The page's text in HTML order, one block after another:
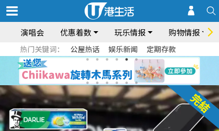
演唱会 优惠着数 玩乐情报 购物情报
热门关键词： 公屋热话 娱乐新闻 定期存款